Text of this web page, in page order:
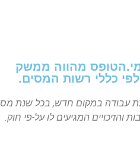
מהווה ממשק
אותו חייב כל שכיר למלא עם תחילת עבודה במקום חדש, בכל שנת מס
המגיעים לו על-פי חוק.